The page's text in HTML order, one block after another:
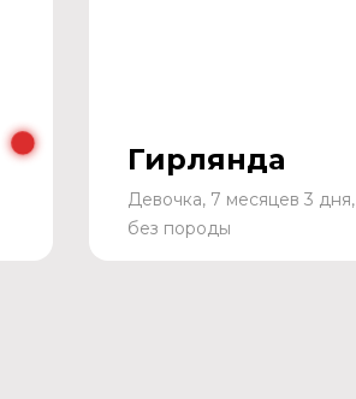
Гирлянда
Девочка, 7 месяцев 3 дня,
без породы